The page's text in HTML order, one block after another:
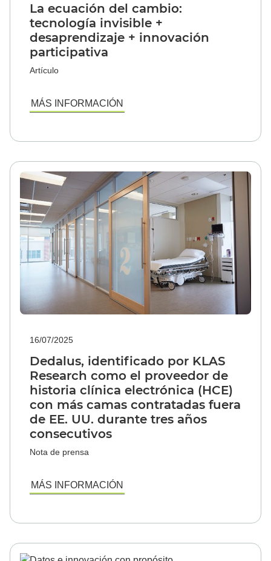
La ecuación del cambio:
tecnología invisible +
desaprendizaje + innovación
participativa
Artículo
MÁS INFORMACIÓN
16/07/2025
Dedalus, identificado por KLAS
Research como el proveedor de
historia clínica electrónica (HCE)
con más camas contratadas fuera
de EE. UU. durante tres años
consecutivos
Nota de prensa
MÁS INFORMACIÓN